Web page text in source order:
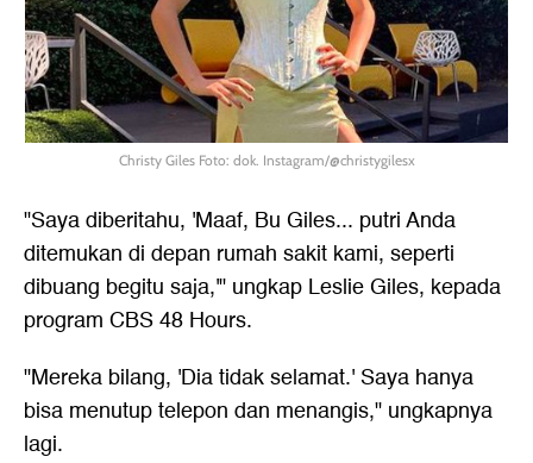
Christy Giles Foto: dok. Instagram/@christygilesx
"Saya diberitahu, 'Maaf, Bu Giles... putri Anda
ditemukan di depan rumah sakit kami, seperti
dibuang begitu saja,'" ungkap Leslie Giles, kepada
program CBS 48 Hours.
"Mereka bilang, 'Dia tidak selamat.' Saya hanya
bisa menutup telepon dan menangis," ungkapnya
lagi.